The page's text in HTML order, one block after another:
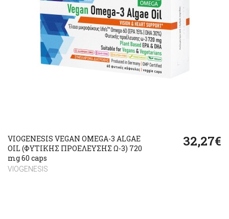
VIOGENESIS VEGAN OMEGA-3 ALGAE
OIL (ΦΥΤΙΚΗΣ ΠΡΟΕΛΕΥΣΗΣ Ω-3) 720
mg 60 caps
VIOGENESIS
32,27€